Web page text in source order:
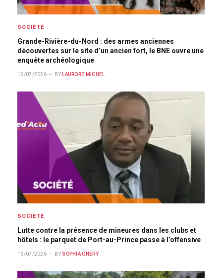
SOCIÉTÉ
Grande-Rivière-du-Nord : des armes anciennes
découvertes sur le site d’un ancien fort, le BNE ouvre une
enquête archéologique
16/07/2026 BY LAURORE MICHEL
SOCIÉTÉ
Lutte contre la présence de mineures dans les clubs et
hôtels : le parquet de Port-au-Prince passe à l’offensive
16/07/2026 BY SOPHIA CHÉRY